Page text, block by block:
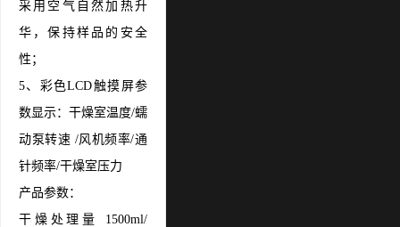
采用空气自然加热升
华，保持样品的安全
性；
5、彩色LCD触摸屏参
数显示：干燥室温度/蠕
动泵转速 /风机频率/通
针频率/干燥室压力
产品参数：
干燥处理量
1500ml/